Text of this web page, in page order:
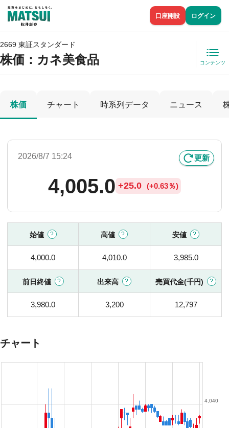
口座開設 ログイン
2669 東証スタンダード
株価 ：カネ美食品 コンテンツ
株価 チャート 時系列データ ニュース
2026/8/7 15:24 更新
4,005.0 +25.0 (+0.63％)
始値 高値 安値
4,000.0 4,010.0 3,985.0
前日終値 出来高 売買代金(千円)
3,980.0 3,200 12,797
チャート
4,040